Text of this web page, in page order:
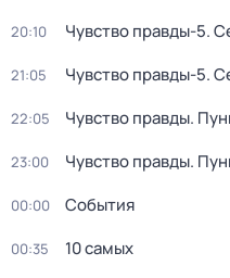
20:10 Чувство правды-5.
21:05 Чувство правды-5.
22:05 Чувство правды.
23:00 Чувство правды.
00:00 События
00:35 10 самых